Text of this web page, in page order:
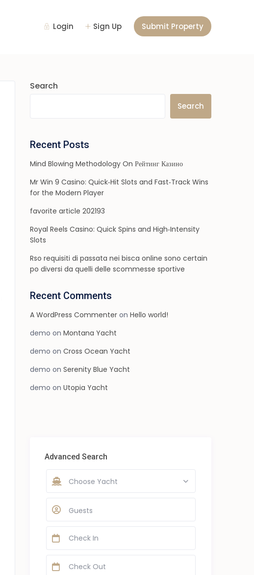
Login Sign Up Submit Property
Search
Search
Recent Posts
Mind Blowing Methodology On Рейтинг Казино
Mr Win 9 Casino: Quick‑Hit Slots and Fast‑Track Wins
for the Modern Player
favorite article 202193
Royal Reels Casino: Quick Spins and High‑Intensity
Slots
Rso requisiti di passata nei bisca online sono certain
po diversi da quelli delle scommesse sportive
Recent Comments
A WordPress Commenter on Hello world!
demo on Montana Yacht
demo on Cross Ocean Yacht
demo on Serenity Blue Yacht
demo on Utopia Yacht
Advanced Search
Choose Yacht
Guests